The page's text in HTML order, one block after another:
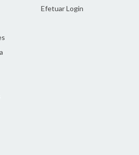
Efetuar Login